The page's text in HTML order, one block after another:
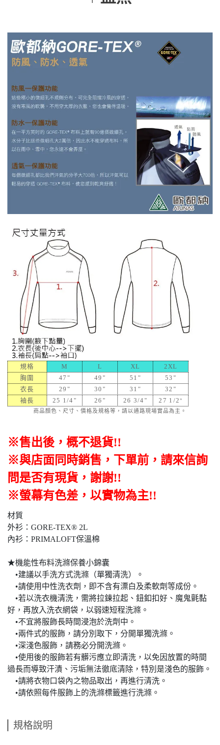
規格 M L XL
2XL
胸圍
47" 49" 51"
53"
衣長
29" 30" 31"
32"
袖長
25 1/4" 26" 26 3/4" 27 1/2"
商品顏色、尺寸、價格及規格等，請以通路現場實品為主。
※售出後，概不退貨!!
※與店面同時銷售 ， 下單前 ， 請來信詢
問是否有現貨，謝謝!!
※螢幕有色差，以實物為主!!
材質
外衫：GORE-TEX® 2L
內衫：PRIMALOFT保溫棉
★機能性布料洗滌保養小錦囊
•建議以手洗方式洗滌（單獨清洗）。
•請使用中性洗衣劑，即不含有漂白及柔軟劑等成份。
•若以洗衣機清洗，需將拉鍊拉起、鈕釦扣好、魔鬼氈黏
好，再放入洗衣網袋，以弱速短程洗滌。
•不宜將服飾長時間浸泡於洗劑中。
•兩件式的服飾，請分別取下，分開單獨洗滌。
•深淺色服飾，請務必分開洗滌。
•使用後的服飾若有髒污應立即清洗，以免因放置的時間
過長而導致汗漬、污垢無法徹底清除，特別是淺色的服飾。
•請將衣物口袋內之物品取出，再進行清洗。
•請依照每件服飾上的洗滌標籤進行洗滌。
規格說明